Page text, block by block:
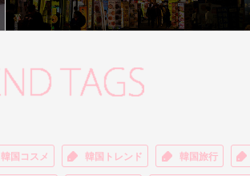
韓国コスメ 韓国トレンド 韓国旅行